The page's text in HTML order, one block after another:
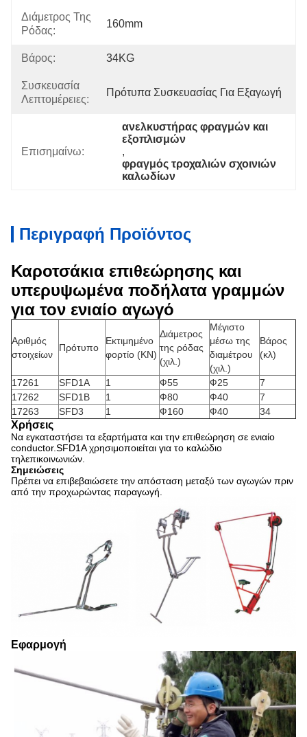
Διάμετρος Της
Ρόδας:
160mm
Βάρος: 34KG
Συσκευασία
Λεπτομέρειες:
Πρότυπα Συσκευασίας Για Εξαγωγή
Επισημαίνω:
ανελκυστήρας φραγμών και
εξοπλισμών
,
φραγμός τροχαλιών σχοινιών
καλωδίων
Περιγραφή Προϊόντος
Καροτσάκια επιθεώρησης και
υπερυψωμένα ποδήλατα γραμμών
για τον ενιαίο αγωγό
Αριθμός
στοιχείων
Πρότυπο
Εκτιμημένο
φορτίο (KN)
Διάμετρος
της ρόδας
(χιλ.)
Μέγιστο
μέσω της
διαμέτρου
(χιλ.)
Βάρος
(κλ)
17261 SFD1A 1 Ф55 Ф25
7
17262
SFD1B 1 Ф80 Ф40
7
17263
SFD3 1 Ф160 Ф40 34
Χρήσεις
Να εγκαταστήσει τα εξαρτήματα και την επιθεώρηση σε ενιαίο
conductor.SFD1A χρησιμοποιείται για το καλώδιο
τηλεπικοινωνιών.
Σημειώσεις
Πρέπει να επιβεβαιώσετε την απόσταση μεταξύ των αγωγών πριν
από την προχωρώντας παραγωγή.
Εφαρμογή